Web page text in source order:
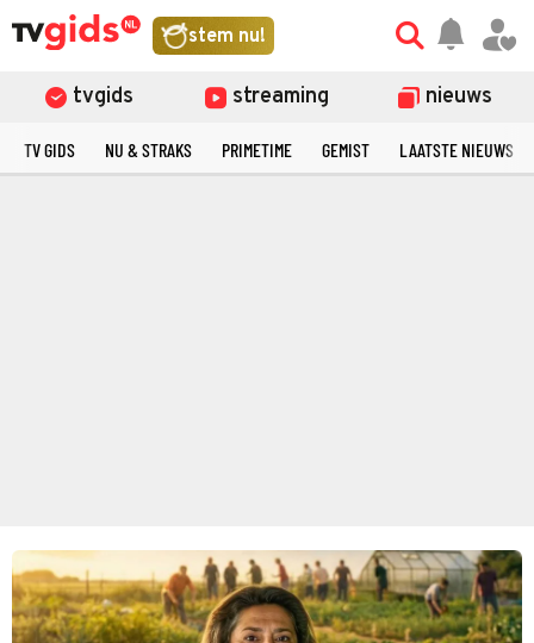
stem nu!
tvgids streaming nieuws
TV GIDS NU & STRAKS PRIMETIME GEMIST LAATSTE NIEUWS